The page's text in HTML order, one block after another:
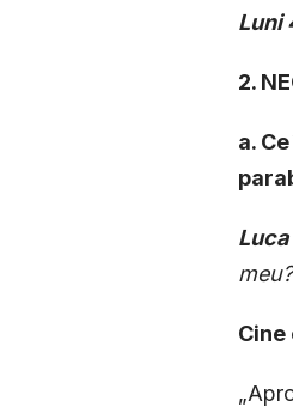
Luni
2.
a.
Cine